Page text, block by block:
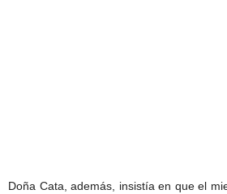
Doña Cata, además, insistía en que el